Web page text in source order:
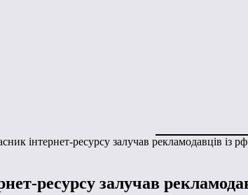
інтернет-ресурсу залучав рекламодавців із рф
ресурсу залучав